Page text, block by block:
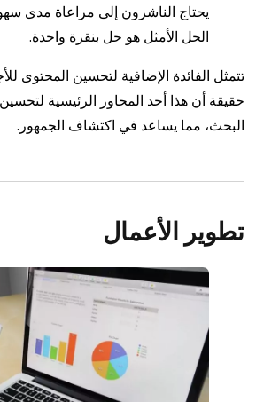
يحتاج الناشرون إلى مراعاة مدى
الحل الأمثل هو حل بنقرة واحدة.
تتمثل الفائدة الإضافية لتحسين المحتوى
حقيقة أن هذا أحد المحاور الرئيسية
البحث، مما يساعد في اكتشاف الجمهور.
تطوير الأعمال